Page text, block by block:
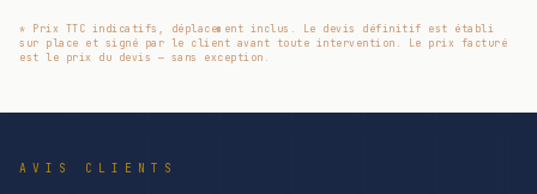
* Prix TTC indicatifs, déplacement inclus. Le devis définitif est établi
sur place et signé par le client avant toute intervention. Le prix facturé
est le prix du devis — sans exception.
AVIS CLIENTS